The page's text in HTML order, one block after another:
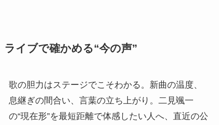
ライブで確かめる“今の声”
歌の胆力はステージでこそわかる。新曲の温度、
息継ぎの間合い、言葉の立ち上がり。二見颯一
の“現在形”を最短距離で体感したい人へ、直近の公